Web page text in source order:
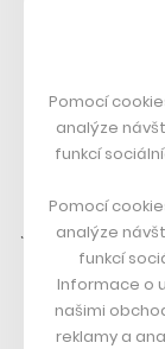
bylo dosažení
osobami
„Experiment
jednoduchým
věc. Když
vysílat signály
skeptická a
Pomocí
analýze
funkcí
Pomocí
analýze
funkcí
Informace o
našimi
reklamy a